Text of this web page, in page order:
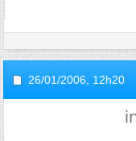
26/01/2006, 12h20